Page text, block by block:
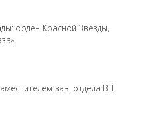
орден Красной Звезды,
зав. отдела ВЦ.
Если
об этом